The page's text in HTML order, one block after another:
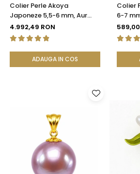
Colier Perle Akoya
Japoneze 5,5-6 mm, Aur
Galben 14K cu Închizătoare
Filigranată | KASKADDA®
4.992,49 RON
ADAUGA IN COS
Colier
6-7
|